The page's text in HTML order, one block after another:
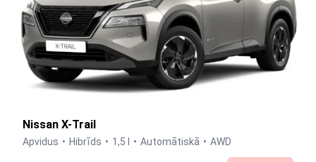
Nissan X-Trail
Apvidus Hibrīds 1,5 l Automātiskā AWD